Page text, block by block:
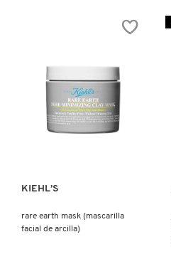
Ver más
KIEHL’S
rare earth mask (mascarilla
facial de arcilla)